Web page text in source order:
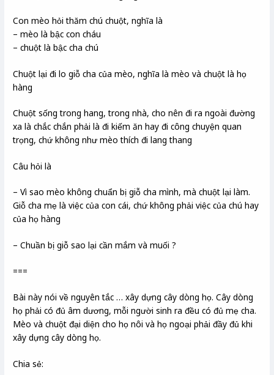
Con mèo hỏi thăm chú chuột, nghĩa là
– mèo là bậc con cháu
– chuột là bậc cha chú
Chuột lại đi lo giỗ cha của mèo, nghĩa là mèo và chuột là họ
hàng
Chuột sống trong hang, trong nhà, cho nên đi ra ngoài đường
xa là chắc chắn phải là đi kiếm ăn hay đi công chuyện quan
trọng, chứ không như mèo thích đi lang thang
Câu hỏi là
– Vì sao mèo không chuẩn bị giỗ cha mình, mà chuột lại làm.
Giỗ cha mẹ là việc của con cái, chứ không phải việc của chú hay
của họ hàng
– Chuần bị giỗ sao lại cần mắm và muối ?
===
Bài này nói về nguyên tắc … xây dựng cây dòng họ. Cây dòng
họ phải có đủ âm dương, mỗi người sinh ra đều có đủ mẹ cha.
Mèo và chuột đại diện cho họ nôi và họ ngoại phải đầy đủ khi
xây dựng cây dòng họ.
Chia sẻ: